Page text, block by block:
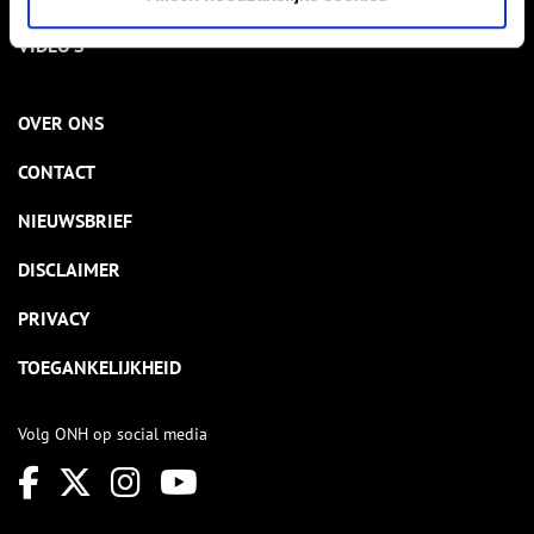
VIDEO’S
OVER ONS
CONTACT
NIEUWSBRIEF
DISCLAIMER
PRIVACY
TOEGANKELIJKHEID
Volg ONH op social media